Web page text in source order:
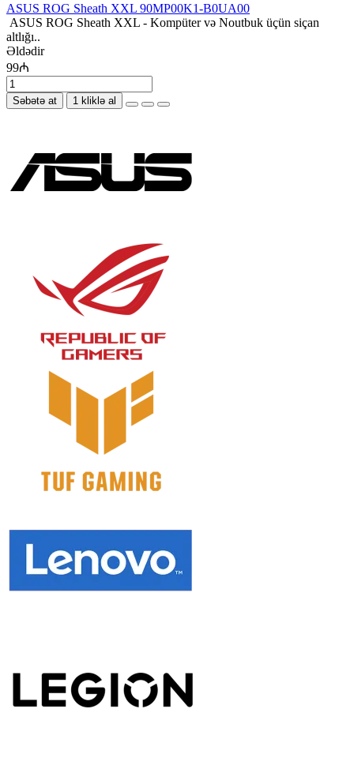
ASUS ROG Sheath XXL 90MP00K1-B0UA00
ASUS ROG Sheath XXL - Kompüter və Noutbuk üçün siçan
altlığı..
Əldədir
99₼
Səbətə at 1 kliklə al